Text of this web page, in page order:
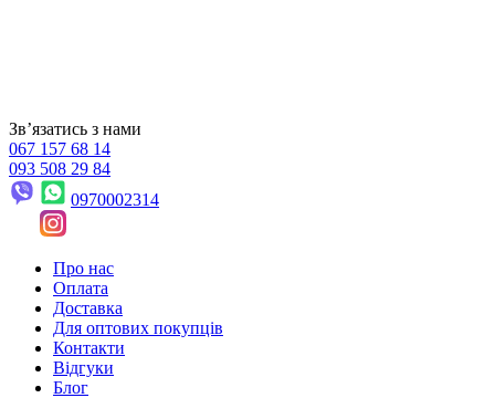
Звʼязатись з нами
067 157 68 14
093 508 29 84
0970002314
Про нас
Оплата
Доставка
Для оптових покупців
Контакти
Відгуки
Блог